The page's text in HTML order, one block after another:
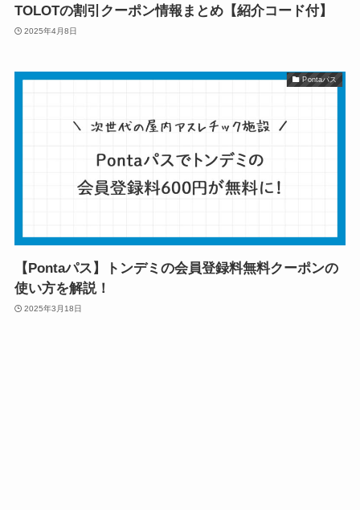
TOLOTの割引クーポン情報まとめ【紹介コード付】
2025年4月8日
Pontaパス
【Pontaパス】トンデミの会員登録料無料クーポンの
使い方を解説！
2025年3月18日